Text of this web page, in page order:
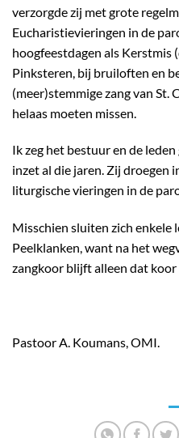
verzorgde zij met grote
Eucharistievieringen in de
hoogfeestdagen als Kerstmis
Pinksteren, bij bruiloften en
(meer)stemmige zang van St.
helaas moeten missen.
Ik zeg het bestuur en de
inzet al die jaren. Zij droegen
liturgische vieringen in de
Misschien sluiten zich enkele
Peelklanken, want na het
zangkoor blijft alleen dat koor
Pastoor A. Koumans, OMI.